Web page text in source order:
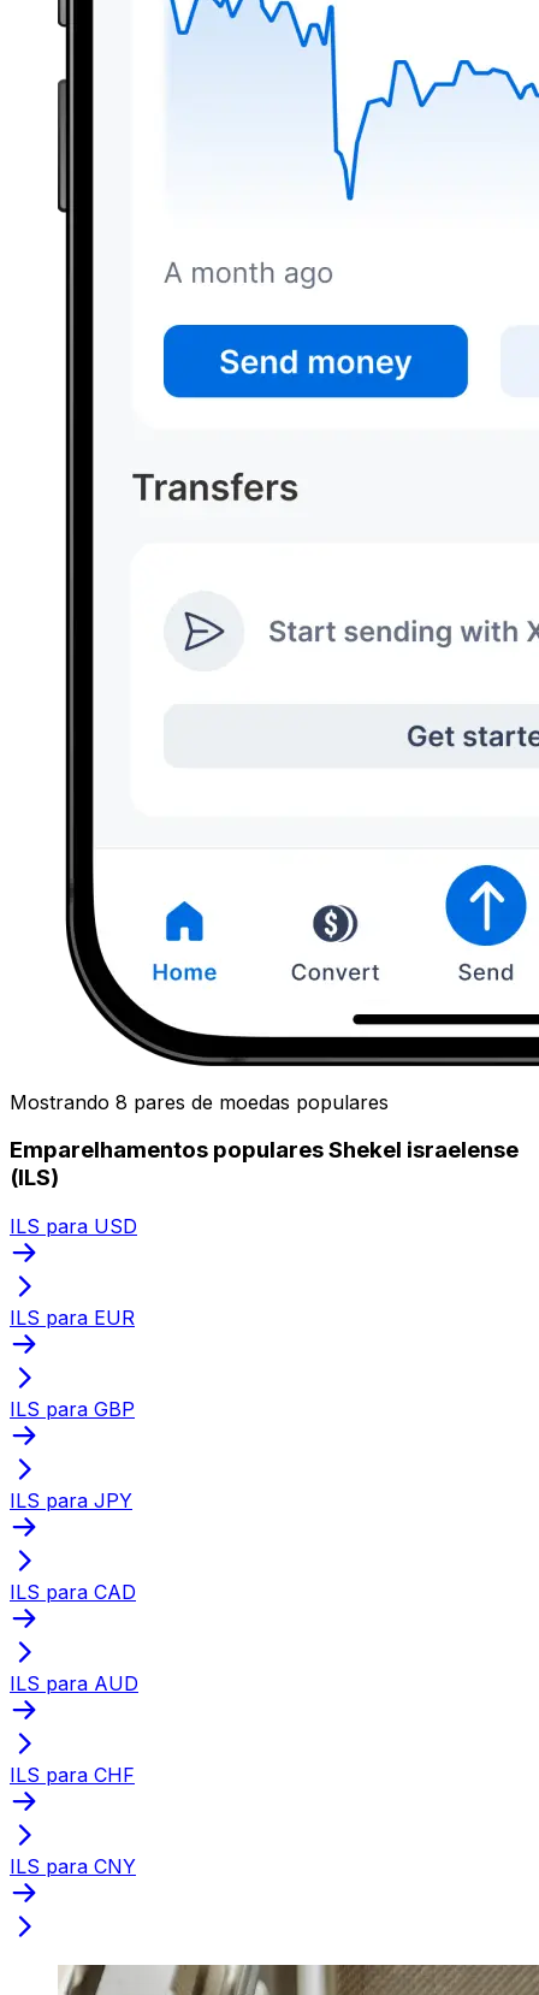
Mostrando 8 pares de moedas populares
Emparelhamentos populares Shekel israelense
(ILS)
ILS para USD
ILS para EUR
ILS para GBP
ILS para JPY
ILS para CAD
ILS para AUD
ILS para CHF
ILS para CNY